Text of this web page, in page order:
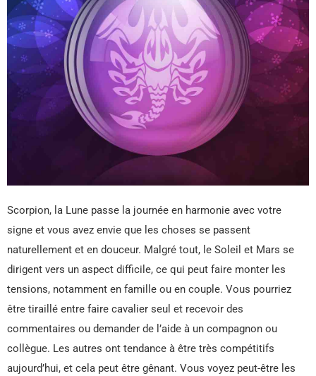
Scorpion, la Lune passe la journée en harmonie avec votre
signe et vous avez envie que les choses se passent
naturellement et en douceur. Malgré tout, le Soleil et Mars se
dirigent vers un aspect difficile, ce qui peut faire monter les
tensions, notamment en famille ou en couple. Vous pourriez
être tiraillé entre faire cavalier seul et recevoir des
commentaires ou demander de l’aide à un compagnon ou
collègue. Les autres ont tendance à être très compétitifs
aujourd’hui, et cela peut être gênant. Vous voyez peut-être les